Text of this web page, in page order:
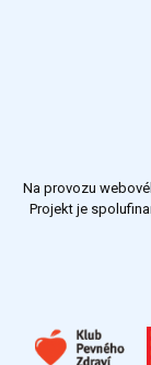
Na provozu
Projekt je